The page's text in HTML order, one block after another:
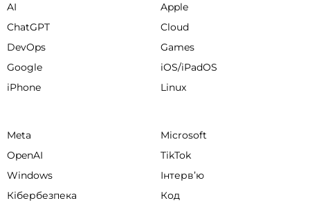
AI
Apple
ChatGPT
Cloud
DevOps
Games
Google
iOS/iPadOS
iPhone
Linux
Meta
Microsoft
OpenAI
TikTok
Windows
Інтервʼю
Кібербезпека
Код